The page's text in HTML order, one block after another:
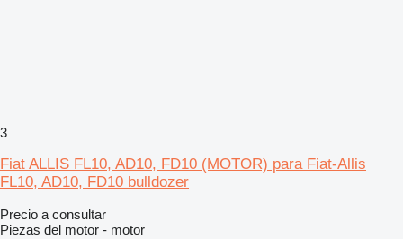
3
Fiat ALLIS FL10, AD10, FD10 (MOTOR) para Fiat-Allis
FL10, AD10, FD10 bulldozer
Precio a consultar
Piezas del motor - motor